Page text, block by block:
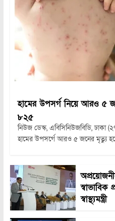
হামের উপসর্গ নিয়ে আরও ৫
৮২৫
নিউজ ডেস্ক, এবিসিনিউজবিডি, ঢাকা
হামের উপসর্গে আরও ৫ জনের মৃত্যু
স্বাস্থ্যমন্ত্রী